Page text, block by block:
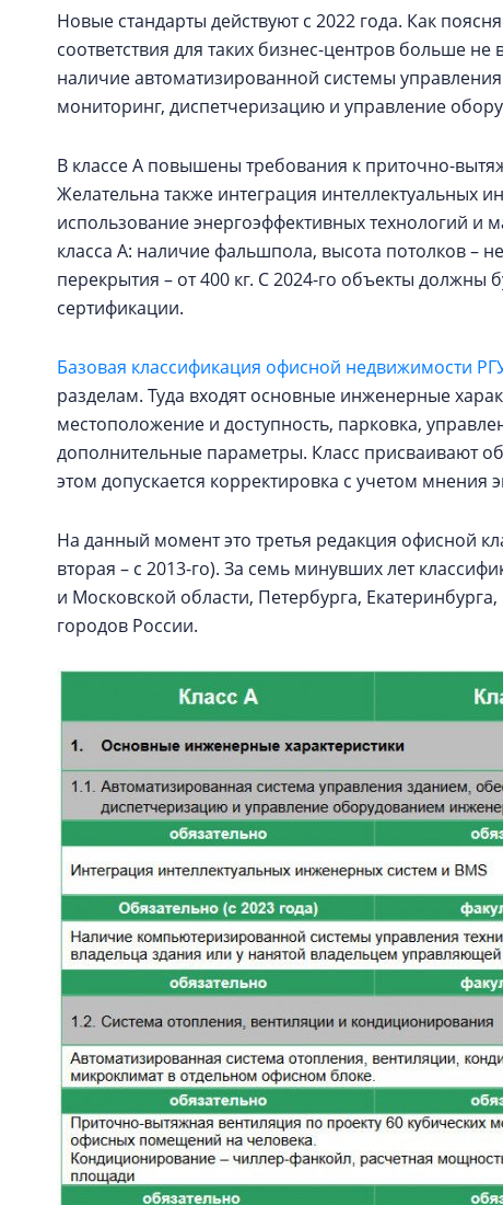
Новые стандарты действуют с 2022 года. Как
соответствия для таких бизнес-центров больше
наличие автоматизированной системы
мониторинг, диспетчеризацию и управление
В классе А повышены требования к приточно-
Желательна также интеграция интеллектуальных
использование энергоэффективных технологий и
класса А: наличие фальшпола, высота потолков –
перекрытия – от 400 кг. С 2024-го объекты должны
сертификации.
Базовая классификация офисной недвижимости
разделам. Туда входят основные инженерные
местоположение и доступность, парковка,
дополнительные параметры. Класс присваивают
этом допускается корректировка с учетом мнения
На данный момент это третья редакция офисной
вторая – с 2013-го). За семь минувших лет
и Московской области, Петербурга,
городов России.